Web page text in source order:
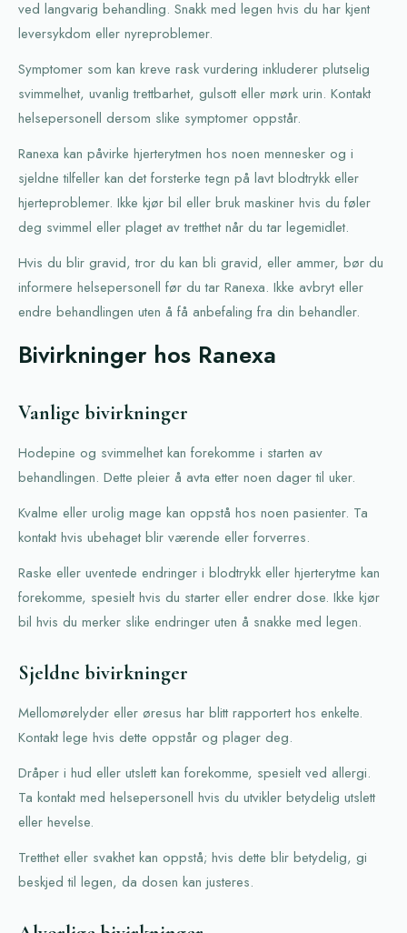
ved langvarig behandling. Snakk med legen hvis du har kjent
leversykdom eller nyreproblemer.
Symptomer som kan kreve rask vurdering inkluderer plutselig
svimmelhet, uvanlig trettbarhet, gulsott eller mørk urin. Kontakt
helsepersonell dersom slike symptomer oppstår.
Ranexa kan påvirke hjerterytmen hos noen mennesker og i
sjeldne tilfeller kan det forsterke tegn på lavt blodtrykk eller
hjerteproblemer. Ikke kjør bil eller bruk maskiner hvis du føler
deg svimmel eller plaget av tretthet når du tar legemidlet.
Hvis du blir gravid, tror du kan bli gravid, eller ammer, bør du
informere helsepersonell før du tar Ranexa. Ikke avbryt eller
endre behandlingen uten å få anbefaling fra din behandler.
Bivirkninger hos Ranexa
Vanlige bivirkninger
Hodepine og svimmelhet kan forekomme i starten av
behandlingen. Dette pleier å avta etter noen dager til uker.
Kvalme eller urolig mage kan oppstå hos noen pasienter. Ta
kontakt hvis ubehaget blir værende eller forverres.
Raske eller uventede endringer i blodtrykk eller hjerterytme kan
forekomme, spesielt hvis du starter eller endrer dose. Ikke kjør
bil hvis du merker slike endringer uten å snakke med legen.
Sjeldne bivirkninger
Mellomørelyder eller øresus har blitt rapportert hos enkelte.
Kontakt lege hvis dette oppstår og plager deg.
Dråper i hud eller utslett kan forekomme, spesielt ved allergi.
Ta kontakt med helsepersonell hvis du utvikler betydelig utslett
eller hevelse.
Tretthet eller svakhet kan oppstå; hvis dette blir betydelig, gi
beskjed til legen, da dosen kan justeres.